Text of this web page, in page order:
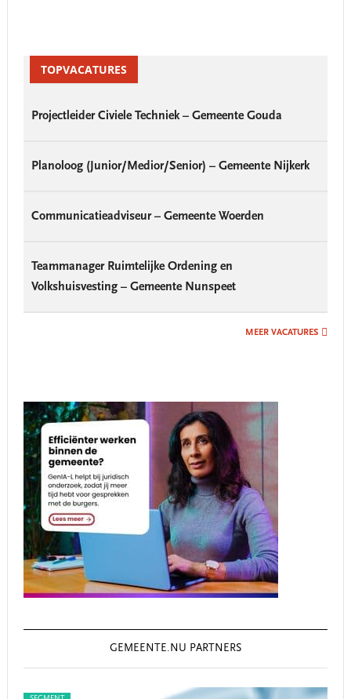
SidebarTOPVACATURES
Projectleider Civiele Techniek – Gemeente Gouda
Planoloog (Junior/Medior/Senior) – Gemeente Nijkerk
Communicatieadviseur – Gemeente Woerden
Teammanager Ruimtelijke Ordening en
Volkshuisvesting – Gemeente Nunspeet
MEER VACATURES
GEMEENTE.NU PARTNERS